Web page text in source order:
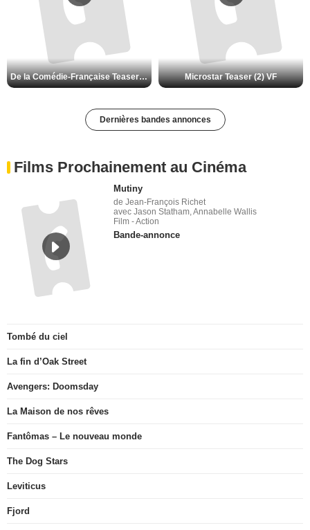
De la Comédie-Française Teaser (3) VF Microstar Teaser (2) VF
Dernières bandes annonces
Films Prochainement au Cinéma
Mutiny
de Jean-François Richet
avec Jason Statham, Annabelle Wallis
Film - Action
Bande-annonce
Tombé du ciel
La fin d’Oak Street
Avengers: Doomsday
La Maison de nos rêves
Fantômas – Le nouveau monde
The Dog Stars
Leviticus
Fjord